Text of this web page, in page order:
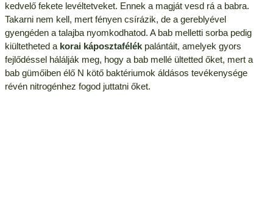
kedvelő fekete levéltetveket. Ennek a magját vesd rá a babra.
Takarni nem kell, mert fényen csírázik, de a gereblyével
gyengéden a talajba nyomkodhatod. A bab melletti sorba pedig
kiültetheted a korai káposztafélékpalántáit, amelyek gyors
fejlődéssel hálálják meg, hogy a bab mellé ültetted őket, mert a
bab gümőiben élő N kötő baktériumok áldásos tevékenysége
révén nitrogénhez fogod juttatni őket.